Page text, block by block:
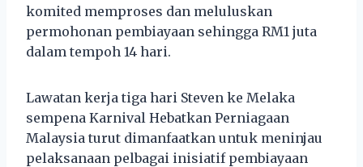
komited memproses dan meluluskan
permohonan pembiayaan sehingga RM1 juta
dalam tempoh 14 hari.
Lawatan kerja tiga hari Steven ke Melaka
sempena Karnival Hebatkan Perniagaan
Malaysia turut dimanfaatkan untuk meninjau
pelaksanaan pelbagai inisiatif pembiayaan